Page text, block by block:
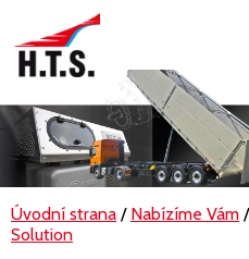
Úvodní strana / Nabízíme Vám /
Solution